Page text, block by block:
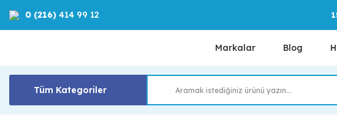
0 (216) 414 99 12
Markalar Blog
Tüm Kategoriler